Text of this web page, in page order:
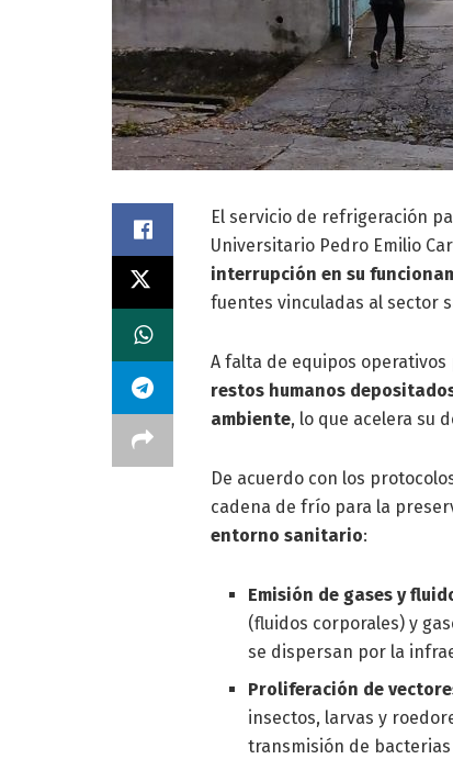
El servicio de refrigeración
Universitario Pedro Emilio
interrupción en su
fuentes vinculadas al sector
A falta de equipos
restos humanos
ambiente, lo que acelera su
De acuerdo con los
cadena de frío para la
entorno sanitario:
Emisión de gases y
(fluidos corporales) y
se dispersan por la
Proliferación de
insectos, larvas y
transmisión de